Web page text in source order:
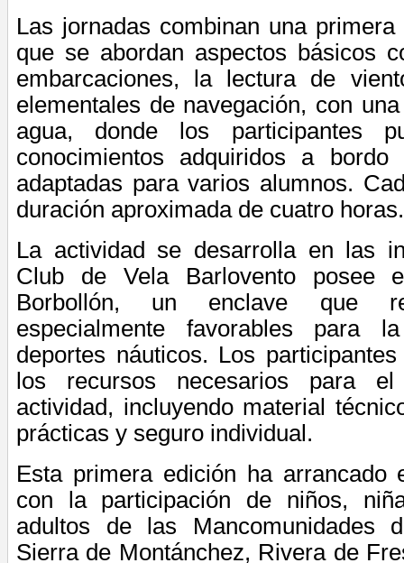
Las jornadas combinan una
que se abordan aspectos básicos
embarcaciones, la lectura de
elementales de navegación, con
agua, donde los participantes
conocimientos adquiridos a bordo
adaptadas para varios alumnos.
duración aproximada de cuatro horas.
La actividad se desarrolla en las
Club de Vela Barlovento posee
Borbollón, un enclave que
especialmente favorables para
deportes náuticos. Los
los recursos necesarios para
actividad, incluyendo material
prácticas y seguro individual.
Esta primera edición ha arrancado
con la participación de niños,
adultos de las Mancomunidades
Sierra de Montánchez, Rivera de